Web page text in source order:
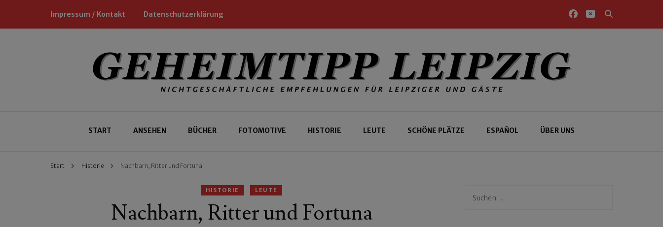
Impressum / Kontakt Datenschutzerklärung
Geheimtipp Leipzig
START ANSEHEN BÜCHER FOTOMOTIVE HISTORIE LEUTE SCHÖNE PLÄTZE ESPAÑOL ÜBER UNS
Start Historie Nachbarn, Ritter und Fortuna
HISTORIE LEUTE
Nachbarn, Ritter und Fortuna
Suchen